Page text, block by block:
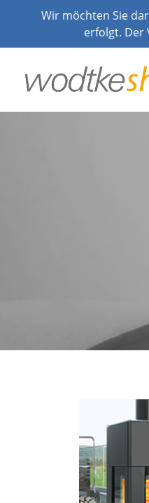
Wir möchten Sie
erfolgt. Der